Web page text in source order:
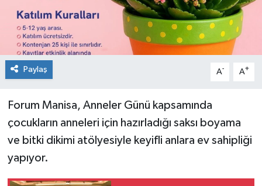
Paylaş A- A+
Forum Manisa, Anneler Günü kapsamında
çocukların anneleri için hazırladığı saksı boyama
ve bitki dikimi atölyesiyle keyifli anlara ev sahipliği
yapıyor.